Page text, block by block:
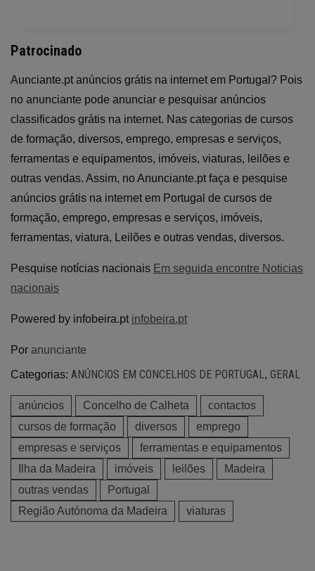
Patrocinado
Aunciante.pt anúncios grátis na internet em Portugal? Pois
no anunciante pode anunciar e pesquisar anúncios
classificados grátis na internet. Nas categorias de cursos
de formação, diversos, emprego, empresas e serviços,
ferramentas e equipamentos, imóveis, viaturas, leilões e
outras vendas. Assim, no Anunciante.pt faça e pesquise
anúncios grátis na internet em Portugal de cursos de
formação, emprego, empresas e serviços, imóveis,
ferramentas, viatura, Leilões e outras vendas, diversos.
Pesquise notícias nacionais Em seguida encontre Noticias
nacionais
Powered by infobeira.pt infobeira.pt
Por anunciante
Categorias: ANÚNCIOS EM CONCELHOS DE PORTUGAL , GERAL
anúncios Concelho de Calheta
contactos
cursos de formação
diversos
emprego
empresas e serviços
ferramentas e equipamentos
Ilha da Madeira
imóveis leilões
Madeira
outras vendas
Portugal
Região Autónoma da Madeira
viaturas